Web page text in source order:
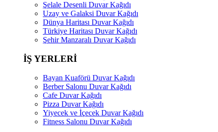
Şelale Desenli Duvar Kağıdı
Uzay ve Galaksi Duvar Kağıdı
Dünya Haritası Duvar Kağıdı
Türkiye Haritası Duvar Kağıdı
Şehir Manzaralı Duvar Kağıdı
İŞ YERLERİ
Bayan Kuaförü Duvar Kağıdı
Berber Salonu Duvar Kağıdı
Cafe Duvar Kağıdı
Pizza Duvar Kağıdı
Yiyecek ve İçecek Duvar Kağıdı
Fitness Salonu Duvar Kağıdı